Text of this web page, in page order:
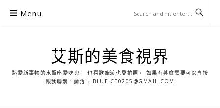
Menu
艾斯的美食視界
熱愛新事物的水瓶座愛吃鬼， 也喜歡旅遊也愛拍照， 如果有甚麼需要可以直接
跟我聯繫，請洽→ BLUEICE0205@GMAIL.COM